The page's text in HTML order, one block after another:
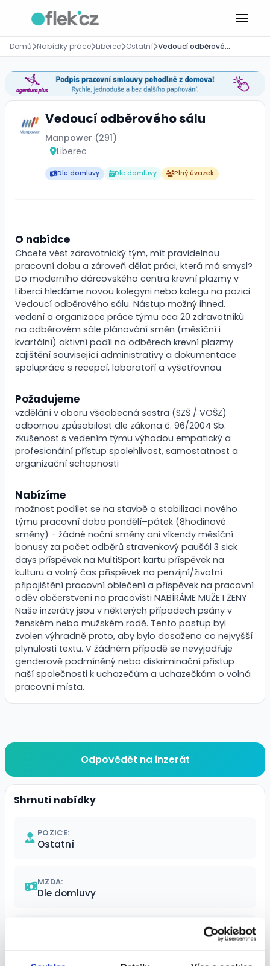
Domů Nabídky práce Liberec Ostatní Vedoucí odběrového sálu
Vedoucí odběrového sálu
Manpower (291)
Liberec
Dle domluvy Dle domluvy Plný úvazek
O nabídce
Chcete vést zdravotnický tým, mít pravidelnou
pracovní dobu a zároveň dělat práci, která má smysl?
Do moderního dárcovského centra krevní plazmy v
Liberci hledáme novou kolegyni nebo kolegu na pozici
Vedoucí odběrového sálu. Nástup možný ihned.
vedení a organizace práce týmu cca 20 zdravotníků
na odběrovém sále plánování směn (měsíční i
kvartální) aktivní podíl na odběrech krevní plazmy
zajištění související administrativy a dokumentace
spolupráce s recepcí, laboratoří a vyšetřovnou
Požadujeme
vzdělání v oboru všeobecná sestra (SZŠ / VOŠZ)
odbornou způsobilost dle zákona č. 96/2004 Sb.
zkušenost s vedením týmu výhodou empatický a
profesionální přístup spolehlivost, samostatnost a
organizační schopnosti
Nabízíme
možnost podílet se na stavbě a stabilizaci nového
týmu pracovní doba pondělí–pátek (8hodinové
směny) - žádné noční směny ani víkendy měsíční
bonusy za počet odběrů stravenkový paušál 3 sick
days příspěvek na MultiSport kartu příspěvek na
kulturu a volný čas příspěvek na penzijní/životní
připojištění pracovní oblečení a příspěvek na pracovní
oděv občerstvení na pracovišti NABÍRÁME MUŽE I ŽENY
Naše inzeráty jsou v některých případech psány v
ženském nebo mužském rodě. Tento postup byl
zvolen výhradně proto, aby bylo dosaženo co nejvyšší
plynulosti textu. V žádném případě se nevyjadřuje
genderově podmíněný nebo diskriminační přístup
naší společnosti k uchazečům a uchazečkám o volná
pracovní místa.
Odpovědět na inzerát
Shrnutí nabídky
POZICE:
Ostatní
MZDA:
Dle domluvy